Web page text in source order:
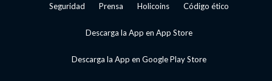
Seguridad Prensa Holicoins Código ético
Descarga la App en App Store
Descarga la App en Google Play Store